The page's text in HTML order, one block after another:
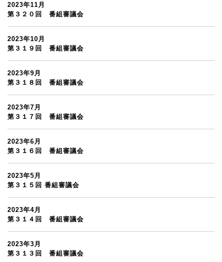
2023年11月
第３２０回 番組審議会
2023年10月
第３１９回 番組審議会
2023年9月
第３１８回 番組審議会
2023年7月
第３１７回 番組審議会
2023年6月
第３１６回 番組審議会
2023年5月
第３１５回 番組審議会
2023年4月
第３１４回 番組審議会
2023年3月
第３１３回 番組審議会